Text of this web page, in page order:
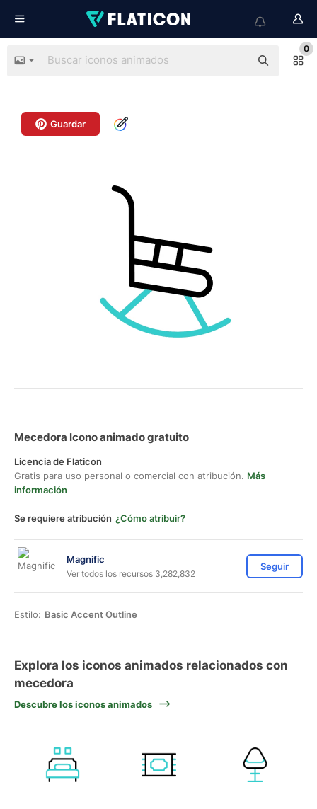
0
Guardar
Mecedora Icono animado gratuito
Licencia de Flaticon
Gratis para uso personal o comercial con atribución. Más
información
Se requiere atribución ¿Cómo atribuir?
Magnific
Ver todos los recursos 3,282,832
Seguir
Estilo: Basic Accent Outline
Explora los iconos animados relacionados con
mecedora
Descubre los iconos animados